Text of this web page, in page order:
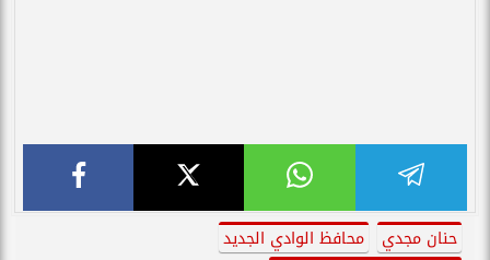
حنان مجدي
محافظ الوادي الجديد